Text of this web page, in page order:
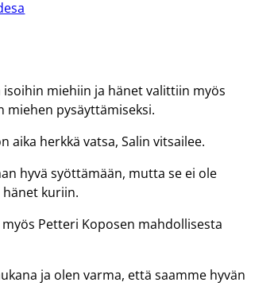
miehiin ja hänet valittiin myös
miehen pysäyttämiseksi.
aika herkkä vatsa, Salin vitsailee.
hyvä syöttämään, mutta se ei ole
hänet kuriin.
Petteri Koposen mahdollisesta
ja olen varma, että saamme hyvän